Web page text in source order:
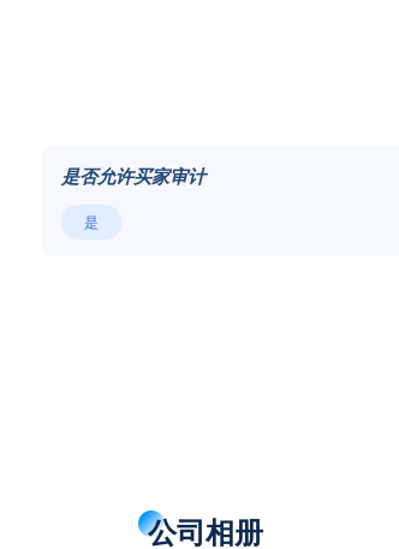
是否允许买家审计
是
公司相册